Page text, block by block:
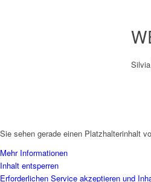
Sie sehen gerade einen Platzhalterinhalt
Mehr Informationen
Inhalt entsperren
Erforderlichen Service akzeptieren und